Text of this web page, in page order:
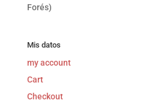
Forés)
Mis datos
my account
Cart
Checkout